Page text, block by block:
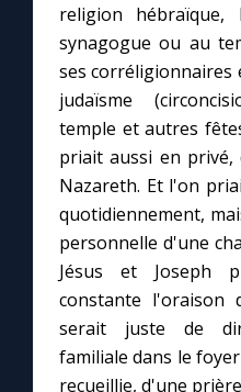
Prier au quotidien
Avec Thérèse de Lisieux
L'Évangile chaque jour
Les premiers samedis
Marie qui défait les
Me consacrer à Jésus
religion
synagogue ou au
ses corréligionnaires
judaïsme
temple et autres
priait aussi en privé,
Nazareth. Et l'on
quotidiennement,
personnelle d'une
Jésus et Joseph
constante
serait juste de
familiale dans le
recueillie, d'une